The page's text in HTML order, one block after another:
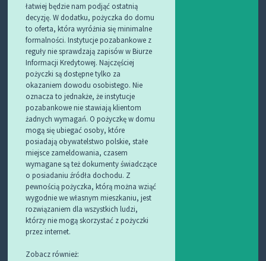
łatwiej będzie nam podjąć ostatnią
decyzję. W dodatku, pożyczka do domu
to oferta, która wyróżnia się minimalne
formalności. Instytucje pozabankowe z
reguły nie sprawdzają zapisów w Biurze
Informacji Kredytowej. Najczęściej
pożyczki są dostępne tylko za
okazaniem dowodu osobistego. Nie
oznacza to jednakże, że instytucje
pozabankowe nie stawiają klientom
żadnych wymagań. O pożyczkę w domu
mogą się ubiegać osoby, które
posiadają obywatelstwo polskie, stałe
miejsce zameldowania, czasem
wymagane są też dokumenty świadczące
o posiadaniu źródła dochodu. Z
pewnością pożyczka, którą można wziąć
wygodnie we własnym mieszkaniu, jest
rozwiązaniem dla wszystkich ludzi,
którzy nie mogą skorzystać z pożyczki
przez internet.
Zobacz również: